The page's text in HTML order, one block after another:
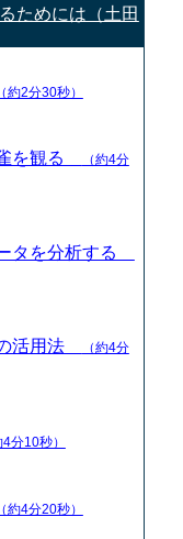
ためには（土田
（約2分30秒）
を観る
（約4分
タを分析する
活用法
（約4分
4分10秒）
（約4分20秒）